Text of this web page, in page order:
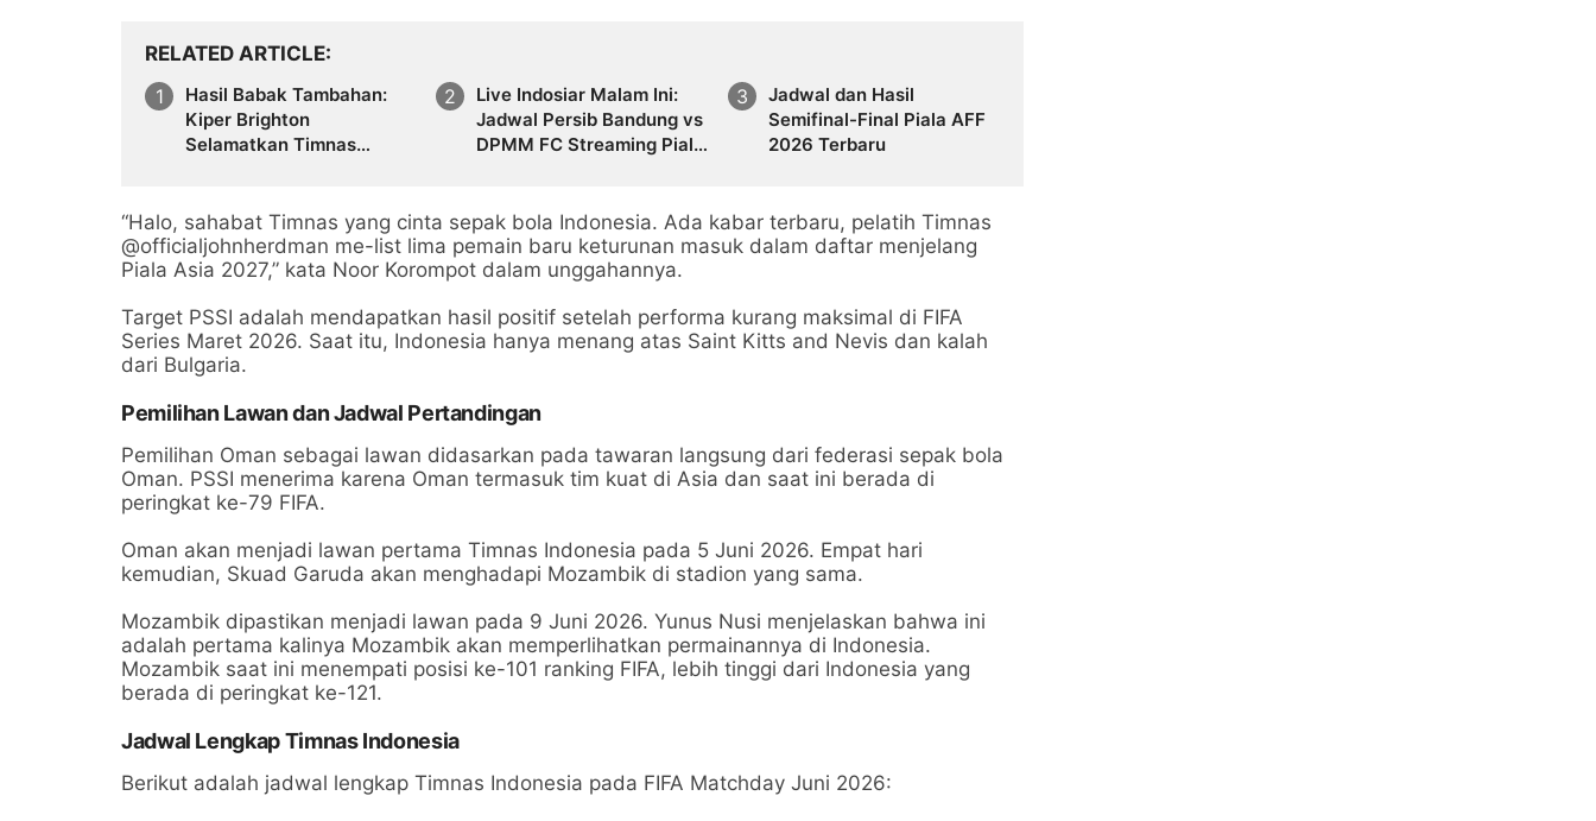
RELATED ARTICLE
Hasil Babak Tambahan:
Kiper Brighton
Selamatkan Timnas
Live Indosiar Malam Ini:
Jadwal Persib Bandung vs
DPMM FC Streaming Piala
Jadwal dan Hasil
Semifinal-Final Piala AFF
2026 Terbaru
“Halo, sahabat Timnas yang cinta sepak bola Indonesia. Ada kabar terbaru, pelatih Timnas
@officialjohnherdman me-list lima pemain baru keturunan masuk dalam daftar menjelang
Piala Asia 2027,” kata Noor Korompot dalam unggahannya.
Target PSSI adalah mendapatkan hasil positif setelah performa kurang maksimal di FIFA
Series Maret 2026. Saat itu, Indonesia hanya menang atas Saint Kitts and Nevis dan kalah
dari Bulgaria.
Pemilihan Lawan dan Jadwal Pertandingan
Pemilihan Oman sebagai lawan didasarkan pada tawaran langsung dari federasi sepak bola
Oman. PSSI menerima karena Oman termasuk tim kuat di Asia dan saat ini berada di
peringkat ke-79 FIFA.
Oman akan menjadi lawan pertama Timnas Indonesia pada 5 Juni 2026. Empat hari
kemudian, Skuad Garuda akan menghadapi Mozambik di stadion yang sama.
Mozambik dipastikan menjadi lawan pada 9 Juni 2026. Yunus Nusi menjelaskan bahwa ini
adalah pertama kalinya Mozambik akan memperlihatkan permainannya di Indonesia.
Mozambik saat ini menempati posisi ke-101 ranking FIFA, lebih tinggi dari Indonesia yang
berada di peringkat ke-121.
Jadwal Lengkap Timnas Indonesia
Berikut adalah jadwal lengkap Timnas Indonesia pada FIFA Matchday Juni 2026: